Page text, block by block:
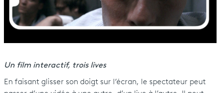
Un film interactif, trois lives
En faisant glisser son doigt sur l’écran, le spectateur peut